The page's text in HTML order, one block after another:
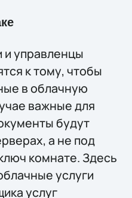
и управленцы
к тому, чтобы
в облачную
важные для
будут
а не под
комнате. Здесь
услуги
услуг